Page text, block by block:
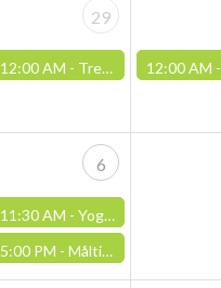
29
12:00 AM - Trening og fysisk aktivitet - Vardesenteret 12:00 AM -
6
11:30 AM - Yoga med Yoga Solhuset, Haugalandet
5:00 PM - Måltid og prat - Vardesenteret